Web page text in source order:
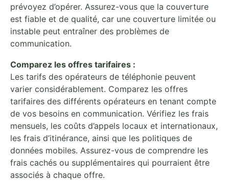
prévoyez d’opérer. Assurez-vous que la couverture
est fiable et de qualité, car une couverture limitée ou
instable peut entraîner des problèmes de
communication.
Comparez les offres tarifaires :
Les tarifs des opérateurs de téléphonie peuvent
varier considérablement. Comparez les offres
tarifaires des différents opérateurs en tenant compte
de vos besoins en communication. Vérifiez les frais
mensuels, les coûts d’appels locaux et internationaux,
les frais d’itinérance, ainsi que les politiques de
données mobiles. Assurez-vous de comprendre les
frais cachés ou supplémentaires qui pourraient être
associés à chaque offre.